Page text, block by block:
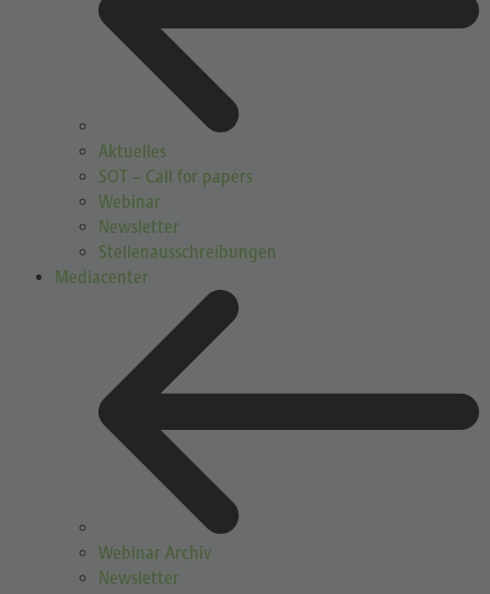
Aktuelles
SOT – Call for papers
Webinar
Newsletter
Stellenausschreibungen
Mediacenter
Webinar Archiv
Newsletter